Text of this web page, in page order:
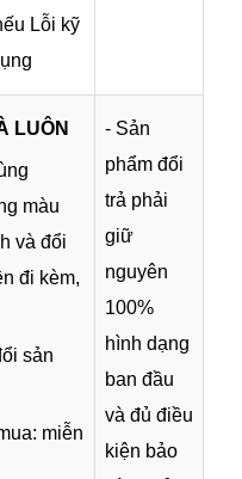
Lỗi kỹ
LUÔN
màu
và đổi
đi kèm,
sản
miễn
- Sản
phẩm đổi
trả phải
giữ
nguyên
100%
hình dạng
ban đầu
và đủ điều
kiện bảo